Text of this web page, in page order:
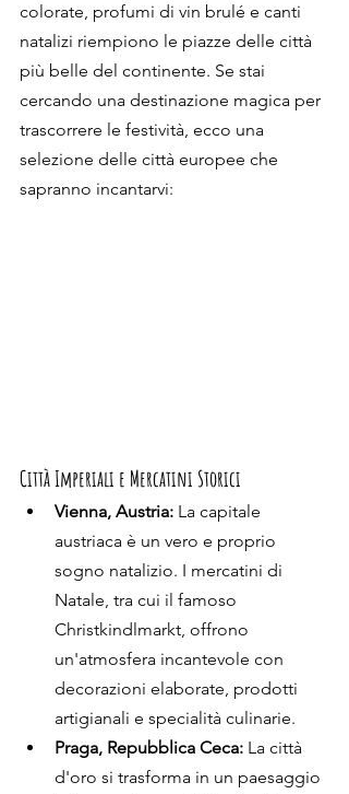
colorate, profumi di vin brulé e canti
natalizi riempiono le piazze delle città
più belle del continente. Se stai
cercando una destinazione magica per
trascorrere le festività, ecco una
selezione delle città europee che
sapranno incantarvi:
Città Imperiali e Mercatini Storici
Vienna, Austria: La capitale
austriaca è un vero e proprio
sogno natalizio. I mercatini di
Natale, tra cui il famoso
Christkindlmarkt, offrono
un'atmosfera incantevole con
decorazioni elaborate, prodotti
artigianali e specialità culinarie.
Praga, Repubblica Ceca: La città
d'oro si trasforma in un paesaggio